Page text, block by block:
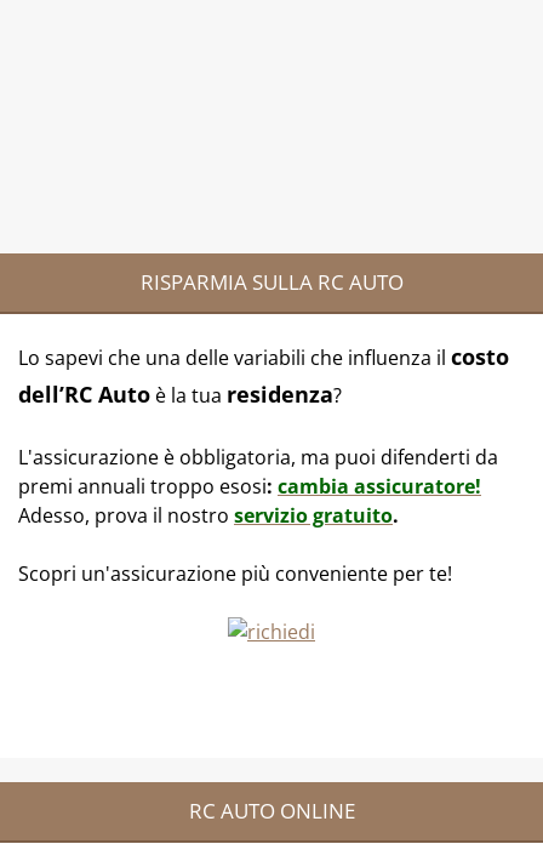
RISPARMIA SULLA RC AUTO
Lo sapevi che una delle variabili che influenza il costo
dell’RC Auto è la tua residenza?
L'assicurazione è obbligatoria, ma puoi difenderti da
premi annuali troppo esosi: cambia assicuratore!
Adesso, prova il nostro servizio gratuito.
Scopri un'assicurazione più conveniente per te!
RC AUTO ONLINE